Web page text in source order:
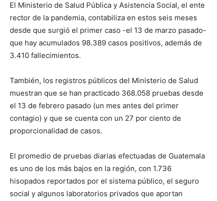
El Ministerio de Salud Pública y Asistencia Social, el ente
rector de la pandemia, contabiliza en estos seis meses
desde que surgió el primer caso -el 13 de marzo pasado-
que hay acumulados 98.389 casos positivos, además de
3.410 fallecimientos.
También, los registros públicos del Ministerio de Salud
muestran que se han practicado 368.058 pruebas desde
el 13 de febrero pasado (un mes antes del primer
contagio) y que se cuenta con un 27 por ciento de
proporcionalidad de casos.
El promedio de pruebas diarias efectuadas de Guatemala
es uno de los más bajos en la región, con 1.736
hisopados reportados por el sistema público, el seguro
social y algunos laboratorios privados que aportan